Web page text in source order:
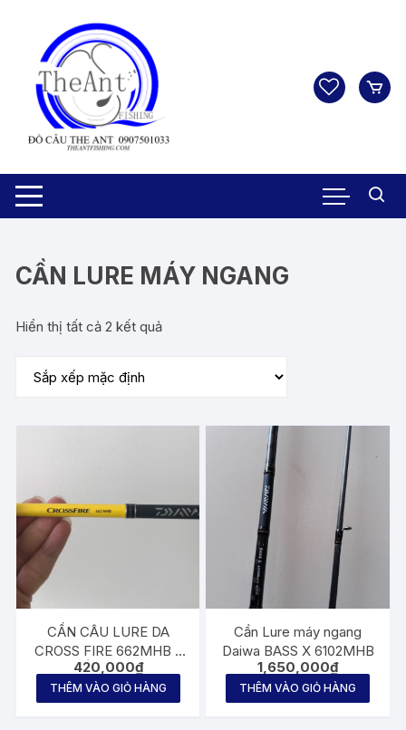
CẦN LURE MÁY NGANG
Hiển thị tất cả 2 kết quả
CẦN CÂU LURE DA
CROSS FIRE 662MHB –
SD | CẦN CÂU LURE
MÁY NGANG
420,000₫
THÊM VÀO GIỎ HÀNG
Cần Lure máy ngang
Daiwa BASS X 6102MHB
1,650,000₫
THÊM VÀO GIỎ HÀNG